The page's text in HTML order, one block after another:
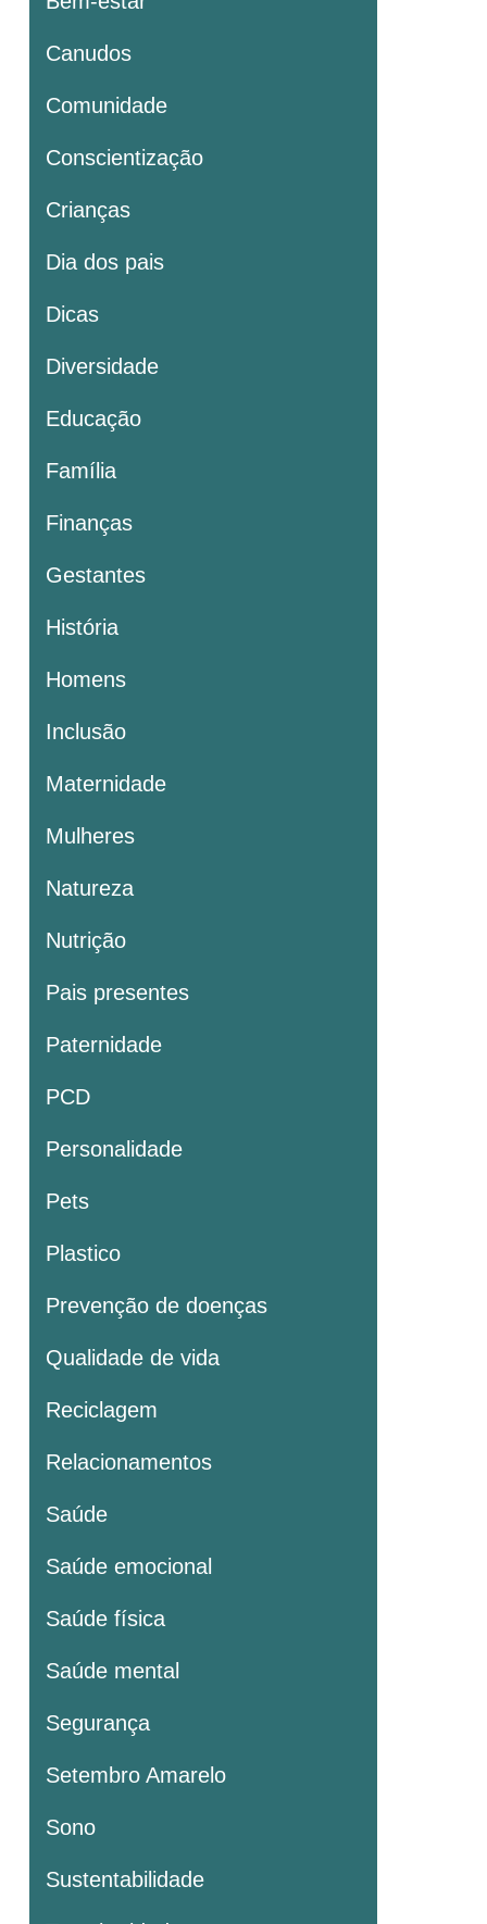
Canudos
Comunidade
Conscientização
Crianças
Dia dos pais
Dicas
Diversidade
Educação
Família
Finanças
Gestantes
História
Homens
Inclusão
Maternidade
Mulheres
Natureza
Nutrição
Pais presentes
Paternidade
PCD
Personalidade
Pets
Plastico
Prevenção de doenças
Qualidade de vida
Reciclagem
Relacionamentos
Saúde
Saúde emocional
Saúde física
Saúde mental
Segurança
Setembro Amarelo
Sono
Sustentabilidade